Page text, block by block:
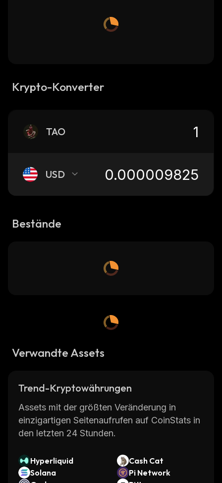
Krypto-Konverter
TAO
USD
Bestände
Verwandte Assets
Trend-Kryptowährungen
Assets mit der größten Veränderung in
einzigartigen Seitenaufrufen auf CoinStats in
den letzten 24 Stunden.
Hyperliquid
Cash Cat
Solana
Pi Network